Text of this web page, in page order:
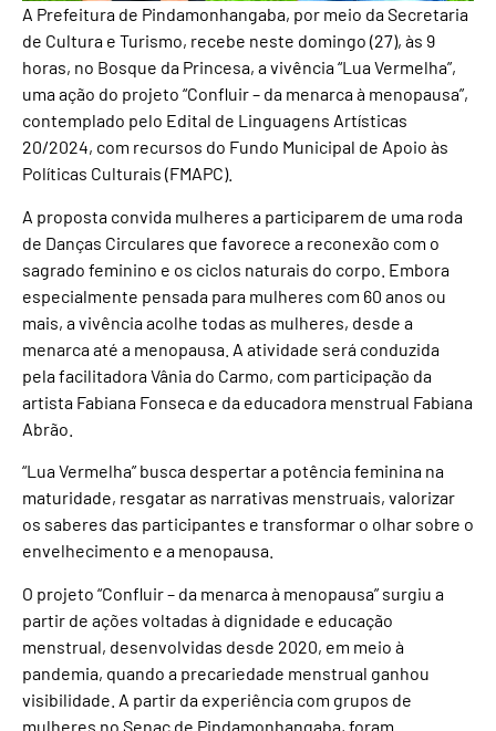
A Prefeitura de Pindamonhangaba, por meio da Secretaria
de Cultura e Turismo, recebe neste domingo (27), às 9
horas, no Bosque da Princesa, a vivência “Lua Vermelha”,
uma ação do projeto “Confluir – da menarca à menopausa”,
contemplado pelo Edital de Linguagens Artísticas
20/2024, com recursos do Fundo Municipal de Apoio às
Políticas Culturais (FMAPC).
A proposta convida mulheres a participarem de uma roda
de Danças Circulares que favorece a reconexão com o
sagrado feminino e os ciclos naturais do corpo. Embora
especialmente pensada para mulheres com 60 anos ou
mais, a vivência acolhe todas as mulheres, desde a
menarca até a menopausa. A atividade será conduzida
pela facilitadora Vânia do Carmo, com participação da
artista Fabiana Fonseca e da educadora menstrual Fabiana
Abrão.
“Lua Vermelha” busca despertar a potência feminina na
maturidade, resgatar as narrativas menstruais, valorizar
os saberes das participantes e transformar o olhar sobre o
envelhecimento e a menopausa.
O projeto “Confluir – da menarca à menopausa” surgiu a
partir de ações voltadas à dignidade e educação
menstrual, desenvolvidas desde 2020, em meio à
pandemia, quando a precariedade menstrual ganhou
visibilidade. A partir da experiência com grupos de
mulheres no Senac de Pindamonhangaba, foram